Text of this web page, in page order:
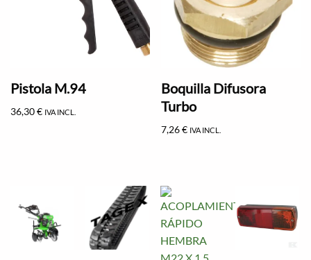
Pistola M.94
36,30€ IVA INCL.
Boquilla Difusora
Turbo
7,26€ IVA INCL.